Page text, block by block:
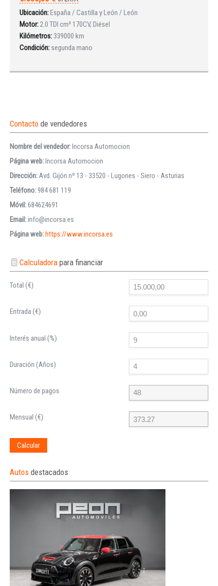
Ubicación:España / Castilla y León / León
Motor:2.0 TDI cm³ 170CV, Diésel
Kilómetros: 339000 km
Condición: segunda mano
Contacto de vendedores
Nombre del vendedor:Incorsa Automocion
Página web:Incorsa Automocion
Dirección:Avd. Gijón nº 13 - 33520 - Lugones - Siero - Asturias
Teléfono:984 681 119
Móvil:684624691
Email:info@incorsa.es
Página web:https://www.incorsa.es
Calculadorapara financiar
Total (€)
Entrada (€)
Interés anual (%)
Duración (Años)
Número de pagos
Mensual (€)
Calcular
Autos destacados